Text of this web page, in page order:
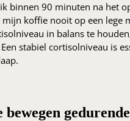
binnen 90 minuten na het
koffie nooit op een lege
in balans te
stabiel cortisolniveau is
bewegen